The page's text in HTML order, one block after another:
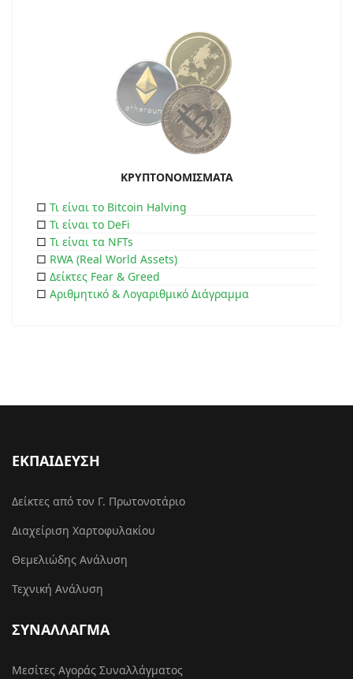
ΚΡΥΠΤΟΝΟΜΙΣΜΑΤΑ
□ Τι είναι το Bitcoin Halving
□ Τι είναι το DeFi
□ Τι είναι τα NFTs
□ RWA (Real World Assets)
□ Δείκτες Fear & Greed
□ Αριθμητικό & Λογαριθμικό Διάγραμμα
ΕΚΠΑΙΔΕΥΣΗ
Δείκτες από τον Γ. Πρωτονοτάριο
Διαχείριση Χαρτοφυλακίου
Θεμελιώδης Ανάλυση
Τεχνική Ανάλυση
ΣΥΝΑΛΛΑΓΜΑ
Μεσίτες Αγοράς Συναλλάγματος